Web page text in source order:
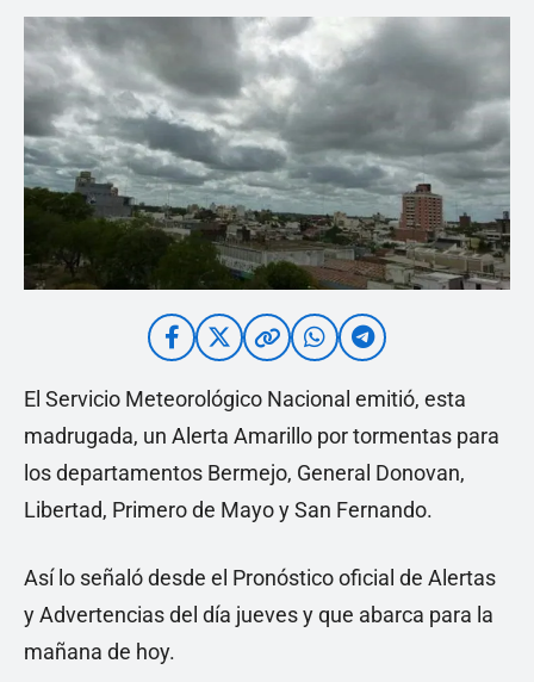
El Servicio Meteorológico Nacional emitió, esta
madrugada, un Alerta Amarillo por tormentas para
los departamentos Bermejo, General Donovan,
Libertad, Primero de Mayo y San Fernando.
Así lo señaló desde el Pronóstico oficial de Alertas
y Advertencias del día jueves y que abarca para la
mañana de hoy.